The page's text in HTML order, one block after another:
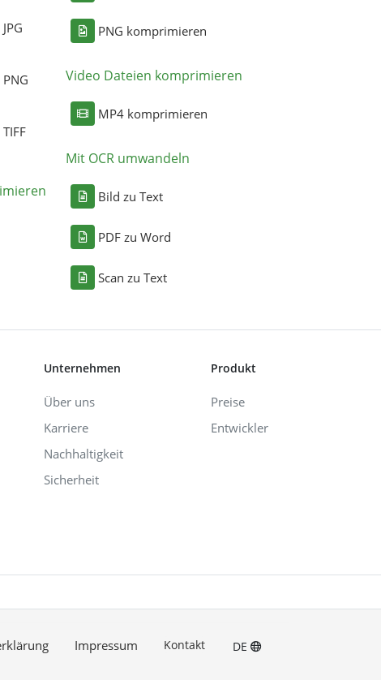
PNG komprimieren
Video Dateien komprimieren
MP4 komprimieren
Mit OCR umwandeln
Bild zu Text
PDF zu Word
Scan zu Text
Unternehmen
Über uns
Karriere
Nachhaltigkeit
Sicherheit
Produkt
Preise
Entwickler
Impressum Kontakt DE